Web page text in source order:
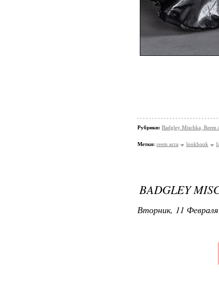
Рубрики: Badgley Mischka, Reem
Метки: reem acra lookbook
BADGLEY
Вторник, 11